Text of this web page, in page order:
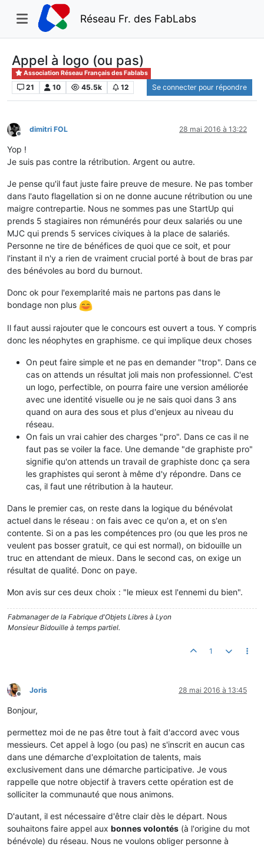
Réseau Fr. des FabLabs
Appel à logo (ou pas)
Association Réseau Français des Fablabs
21 10 45.5k 12 Se connecter pour répondre
Hors-ligne
dimitri FOL 28 mai 2016 à 13:22
Yop !
Je suis pas contre la rétribution. Argent ou autre.
Je pense qu'il faut juste faire preuve de mesure. Ne pas tomber
dans l'auto flagellation si on ne donne aucune rétribution ou une
maigre contrepartie. Nous ne sommes pas une StartUp qui
prends 5 stagiaires non rémunérés pour deux salariés ou une
MJC qui prends 5 services civiques à la place de salariés.
Personne ne tire de bénéfices de quoi que ce soit, et pour
l'instant il n'y a rien de vraiment crucial porté à bout de bras par
des bénévoles au bord du burnout.
Donc ok pour l'exemplarité mais ne partons pas dans le
bondage non plus
Il faut aussi rajouter que le concours est ouvert a tous. Y compris
donc les néophytes en graphisme. ce qui implique deux choses
On peut faire simple et ne pas en demander "trop". Dans ce
cas on attends un résultat joli mais non professionnel. C'est
un logo, perfectible, on pourra faire une version améliorée
avec une identité visuelle ou je ne sais quoi dans 3 ans
quand on aura des sous et plus d'enjeux au niveau du
réseau.
On fais un vrai cahier des charges "pro". Dans ce cas il ne
faut pas se voiler la face. Une demande "de graphiste pro"
signifie qu'on attends un travail de graphiste donc ça sera
les graphistes qui seront à même d'y répondre. Dans ce
cas, il faut une rétribution à la hauteur.
Dans le premier cas, on reste dans la logique du bénévolat
actuel dans le réseau : on fais avec ce qu'on a, et on s'en
contente. Si on a pas les compétences pro (ou que les pros ne
veulent pas bosser gratuit, ce qui est normal), on bidouille un
truc en attendant de mieux. Dans le second cas, on exige un
résultat de qualité. Donc on paye.
Mon avis sur ces deux choix : "le mieux est l'ennemi du bien".
Fabmanager de la Fabrique d'Objets Libres à Lyon
Monsieur Bidouille à temps partiel.
1
Hors-ligne
Joris 28 mai 2016 à 13:45
Bonjour,
permettez moi de ne pas être tout à fait d'accord avec vous
messieurs. Cet appel à logo (ou pas) ne s'inscrit en aucun cas
dans une démarche d'exploitation de talents, mais
exclusivement dans une démarche participative. Je vous
rappelle que notre objectif à travers cette opération est de
solliciter la communauté que nous animons.
D'autant, il est nécessaire d'être clair dès le départ. Nous
souhaitons faire appel aux bonnes volontés (à l'origine du mot
bénévole) du réseau. Nous ne voulons obliger personne à